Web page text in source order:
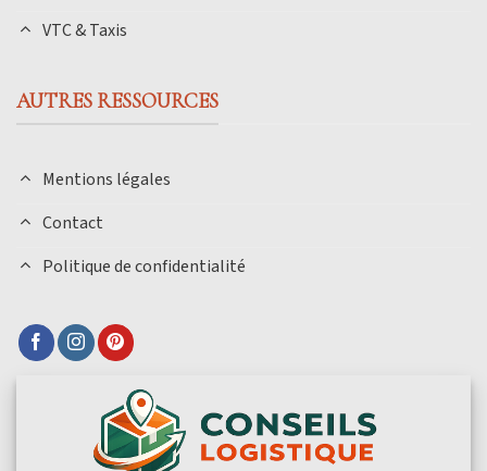
VTC & Taxis
AUTRES RESSOURCES
Mentions légales
Contact
Politique de confidentialité